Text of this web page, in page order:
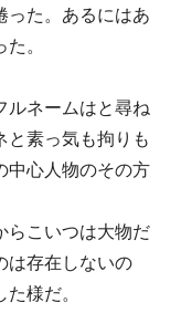
った。あるにはあ
。
ネームはと尋ね
と素っ気も拘りも
中心人物のその方
こいつは大物だ
は存在しないの
様だ。